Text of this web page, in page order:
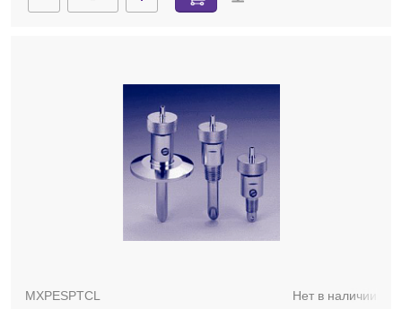
MXPESPTCL Нет в наличии